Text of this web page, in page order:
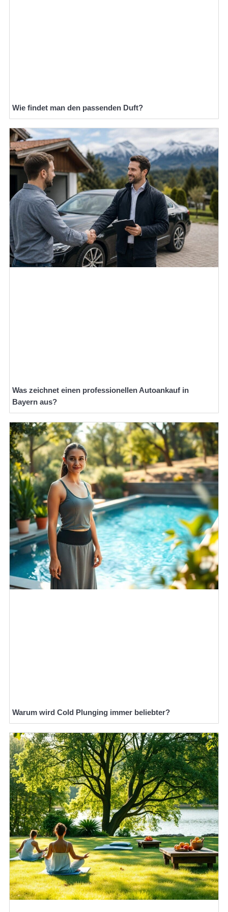
Wie findet man den passenden Duft?
Was zeichnet einen professionellen Autoankauf in
Bayern aus?
Warum wird Cold Plunging immer beliebter?